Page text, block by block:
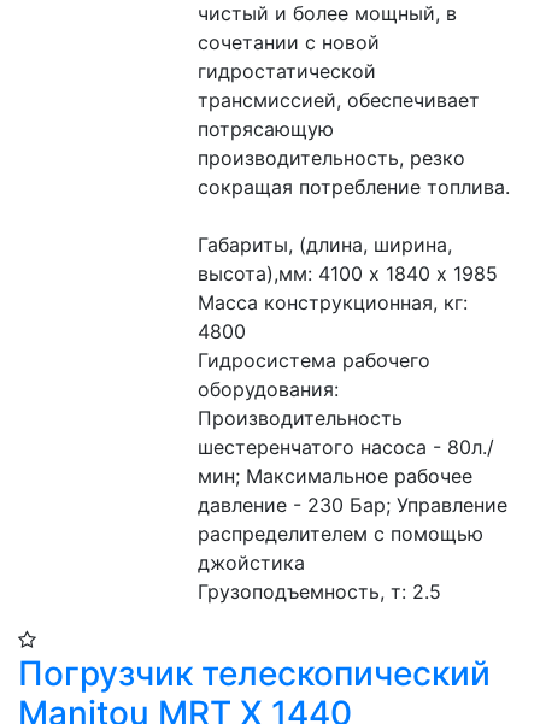
чистый и более мощный, в
сочетании с новой
гидростатической
трансмиссией, обеспечивает
потрясающую
производительность, резко
сокращая потребление топлива.
Габариты, (длина, ширина,
высота),мм: 4100 х 1840 х 1985
Масса конструкционная, кг:
4800
Гидросистема рабочего
оборудования:
Производительность
шестеренчатого насоса - 80л./
мин; Максимальное рабочее
давление - 230 Бар; Управление
распределителем с помощью
джойстика
Грузоподъемность, т: 2.5
Погрузчик телескопический
Manitou MRT X 1440